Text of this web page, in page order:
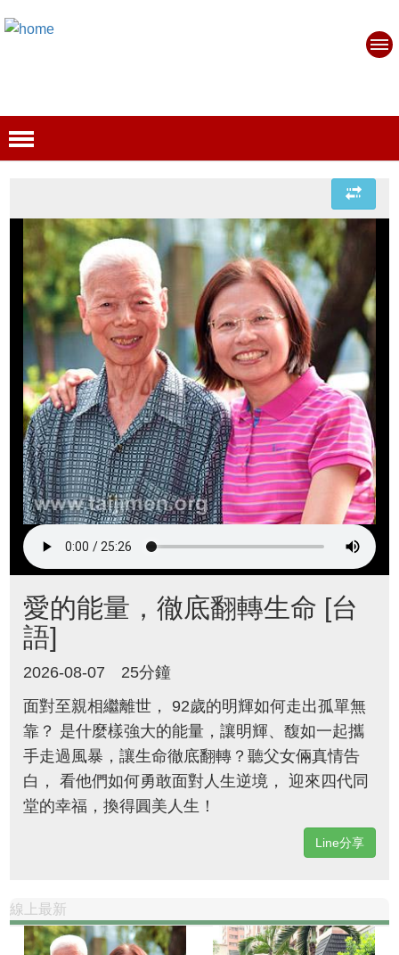
愛的能量，徹底翻轉生命 [台
語]
2026-08-07
25分鐘
面對至親相繼離世， 92歲的明輝如何走出孤單無
靠？ 是什麼樣強大的能量，讓明輝、馥如一起攜
手走過風暴，讓生命徹底翻轉？聽父女倆真情告
白， 看他們如何勇敢面對人生逆境， 迎來四代同
堂的幸福，換得圓美人生！
Line分享
線上最新